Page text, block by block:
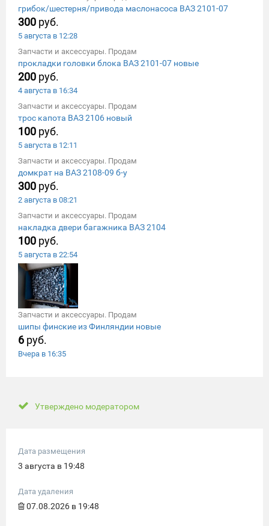
грибок/шестерня/привода маслонасоса ВАЗ 2101-07
300 руб.
5 августа в 12:28
Запчасти и аксессуары. Продам
прокладки головки блока ВАЗ 2101-07 новые
200 руб.
4 августа в 16:34
Запчасти и аксессуары. Продам
трос капота ВАЗ 2106 новый
100 руб.
5 августа в 12:11
Запчасти и аксессуары. Продам
домкрат на ВАЗ 2108-09 б-у
300 руб.
2 августа в 08:21
Запчасти и аксессуары. Продам
накладка двери багажника ВАЗ 2104
100 руб.
5 августа в 22:54
Запчасти и аксессуары. Продам
шипы финские из Финляндии новые
6 руб.
Вчера в 16:35
Утверждено модератором
Дата размещения
3 августа в 19:48
Дата удаления
07.08.2026 в 19:48